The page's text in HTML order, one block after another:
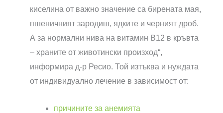
киселина от важно значение са бирената мая,
пшеничният зародиш, ядките и черният дроб.
А за нормални нива на витамин B12 в кръвта
– храните от животински произход“,
информира д-р Ресио. Той изтъква и нуждата
от индивидуално лечение в зависимост от:
причините за анемията